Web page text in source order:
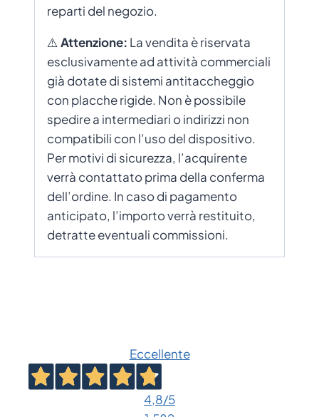
reparti del negozio.
⚠️ Attenzione: La vendita è riservata
esclusivamente ad attività commerciali
già dotate di sistemi antitaccheggio
con placche rigide. Non è possibile
spedire a intermediari o indirizzi non
compatibili con l’uso del dispositivo.
Per motivi di sicurezza, l’acquirente
verrà contattato prima della conferma
dell’ordine. In caso di pagamento
anticipato, l’importo verrà restituito,
detratte eventuali commissioni.
Eccellente
4,8/5